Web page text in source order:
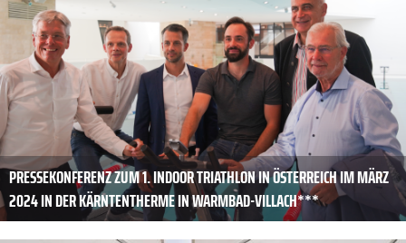
PRESSEKONFERENZ ZUM 1. INDOOR TRIATHLON IN ÖSTERREICH IM MÄRZ
2024 IN DER KÄRNTENTHERME IN WARMBAD-VILLACH***